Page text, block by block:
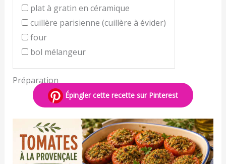
plat à gratin en céramique
cuillère parisienne (cuillère à évider)
four
bol mélangeur
Préparation
Épingler cette recette sur Pinterest